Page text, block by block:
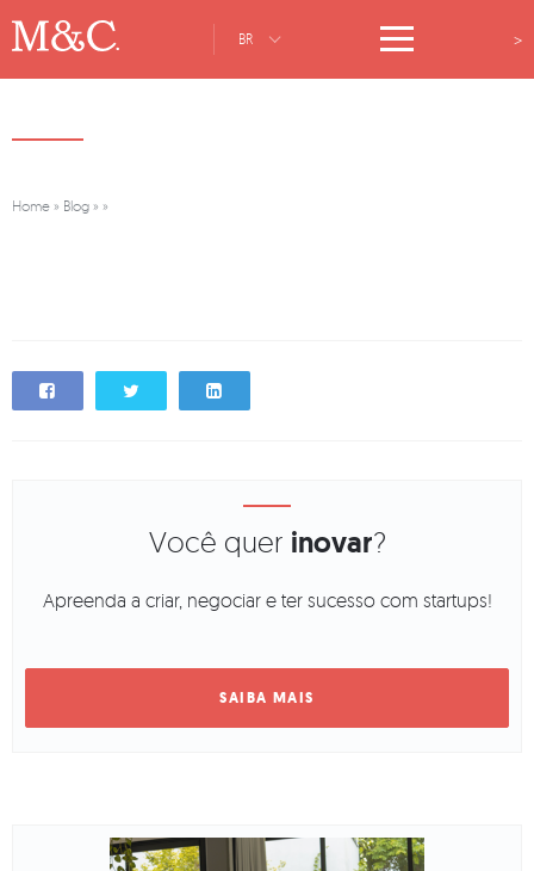
BR >
Home » Blog » »
Você quer inovar?
Apreenda a criar, negociar e ter sucesso com startups!